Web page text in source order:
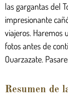
las gargantas del
impresionante
viajeros. Haremos
fotos antes de
Ouarzazate.
Resumen de